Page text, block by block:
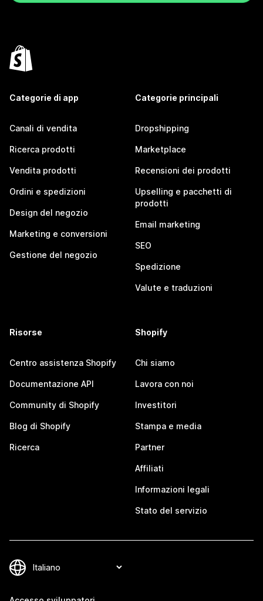
Categorie di app
Canali di vendita
Ricerca prodotti
Vendita prodotti
Ordini e spedizioni
Design del negozio
Marketing e conversioni
Gestione del negozio
Categorie principali
Dropshipping
Marketplace
Recensioni dei prodotti
Upselling e pacchetti di
prodotti
Email marketing
SEO
Spedizione
Valute e traduzioni
Risorse
Centro assistenza Shopify
Documentazione API
Community di Shopify
Blog di Shopify
Ricerca
Shopify
Chi siamo
Lavora con noi
Investitori
Stampa e media
Partner
Affiliati
Informazioni legali
Stato del servizio